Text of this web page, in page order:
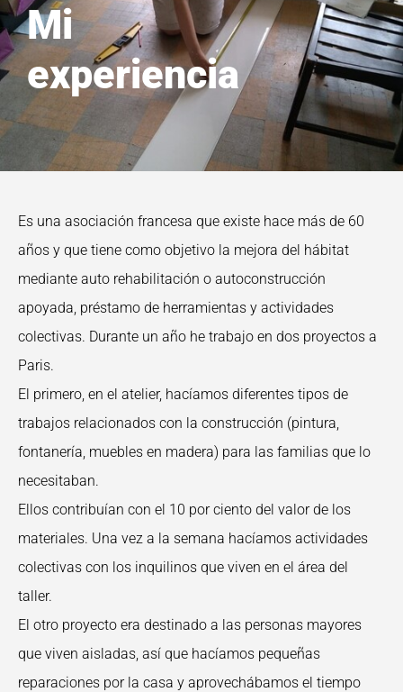
Mi
experiencia
Es una asociación francesa que existe hace más de 60
años y que tiene como objetivo la mejora del hábitat
mediante auto rehabilitación o autoconstrucción
apoyada, préstamo de herramientas y actividades
colectivas. Durante un año he trabajo en dos proyectos a
Paris.
El primero, en el atelier, hacíamos diferentes tipos de
trabajos relacionados con la construcción (pintura,
fontanería, muebles en madera) para las familias que lo
necesitaban.
Ellos contribuían con el 10 por ciento del valor de los
materiales. Una vez a la semana hacíamos actividades
colectivas con los inquilinos que viven en el área del
taller.
El otro proyecto era destinado a las personas mayores
que viven aisladas, así que hacíamos pequeñas
reparaciones por la casa y aprovechábamos el tiempo